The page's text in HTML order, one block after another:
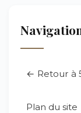
← Retour à
Plan du site